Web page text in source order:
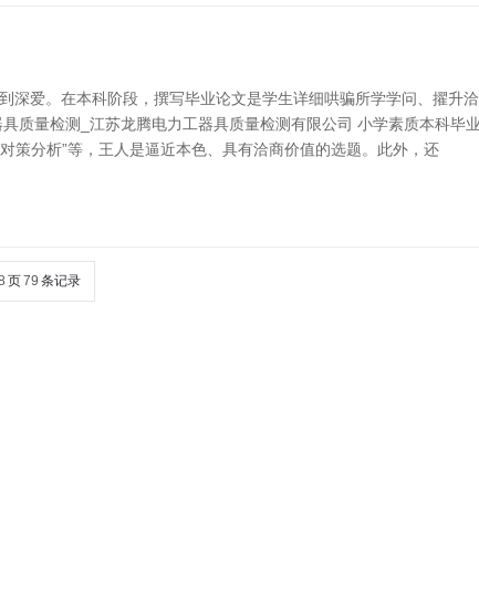
爱。在本科阶段，撰写毕业论文是学生详细哄骗所学学问、擢升
质量检测_江苏龙腾电力工器具质量检测有限公司 小学素质本科毕
策分析”等，王人是逼近本色、具有洽商价值的选题。此外，还
页79 条记录